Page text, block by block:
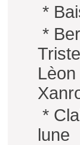
*
*
Lèon
*
lune